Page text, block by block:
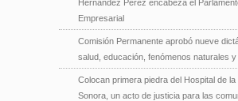
Hernández Pérez encabeza el
Empresarial
Comisión Permanente aprobó nueve
salud, educación, fenómenos naturales
Colocan primera piedra del Hospital de
Sonora, un acto de justicia para las